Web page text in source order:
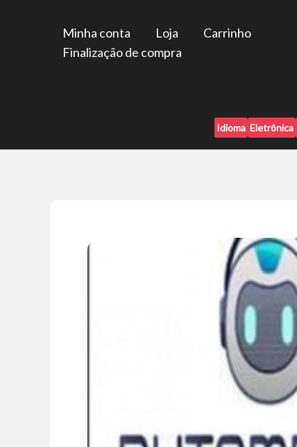
Minha conta Loja
Carrinho
Finalização de compra
Idioma Eletrônica